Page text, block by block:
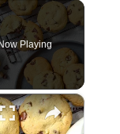
Now Playing
×